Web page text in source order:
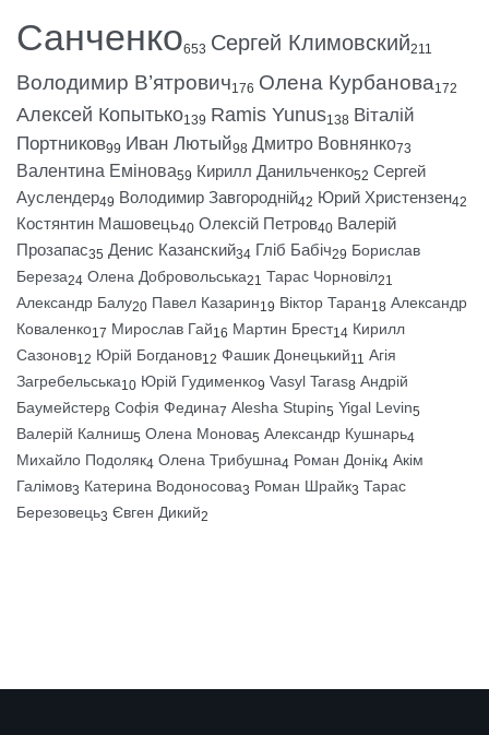
Санченко653 Сергей Климовский211
Володимир В’ятрович176 Олена Курбанова172
Алексей Копытько139 Ramis Yunus138 Віталій
Портников99 Иван Лютый98 Дмитро Вовнянко73
Валентина Емінова59 Кирилл Данильченко52 Сергей
Ауслендер49 Володимир Завгородній42 Юрий Христензен42
Костянтин Машовець40 Олексій Петров40 Валерій
Прозапас35 Денис Казанский34 Гліб Бабіч29 Борислав
Береза24 Олена Добровольська21 Тарас Чорновіл21
Александр Балу20 Павел Казарин19 Віктор Таран18 Александр
Коваленко17 Мирослав Гай16 Мартин Брест14 Кирилл
Сазонов12 Юрій Богданов12 Фашик Донецький11 Агія
Загребельська10 Юрій Гудименко9 Vasyl Taras8 Андрій
Баумейстер8 Софія Федина7 Alesha Stupin5 Yigal Levin5
Валерій Калниш5 Олена Монова5 Александр Кушнарь4
Михайло Подоляк4 Олена Трибушна4 Роман Донік4 Акім
Галімов3 Катерина Водоносова3 Роман Шрайк3 Тарас
Березовець3 Євген Дикий2